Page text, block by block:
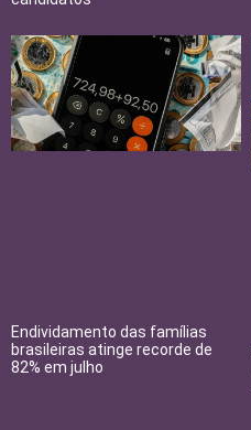
Endividamento das famílias
brasileiras atinge recorde de
82% em julho